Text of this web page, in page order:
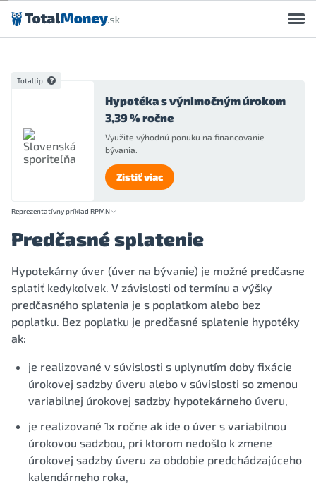
Preskočiť na obsah
Totaltip
Hypotéka s výnimočným úrokom
3,39 % ročne
Využite výhodnú ponuku na financovanie
bývania.
Zistiť viac
Reprezentatívny príklad RPMN
Predčasné splatenie
Hypotekárny úver (úver na bývanie) je možné predčasne
splatiť kedykoľvek. V závislosti od termínu a výšky
predčasného splatenia je s poplatkom alebo bez
poplatku. Bez poplatku je predčasné splatenie hypotéky
ak:
je realizované v súvislosti s uplynutím doby fixácie
úrokovej sadzby úveru alebo v súvislosti so zmenou
variabilnej úrokovej sadzby hypotekárneho úveru,
je realizované 1x ročne ak ide o úver s variabilnou
úrokovou sadzbou, pri ktorom nedošlo k zmene
úrokovej sadzby úveru za obdobie predchádzajúceho
kalendárneho roka,